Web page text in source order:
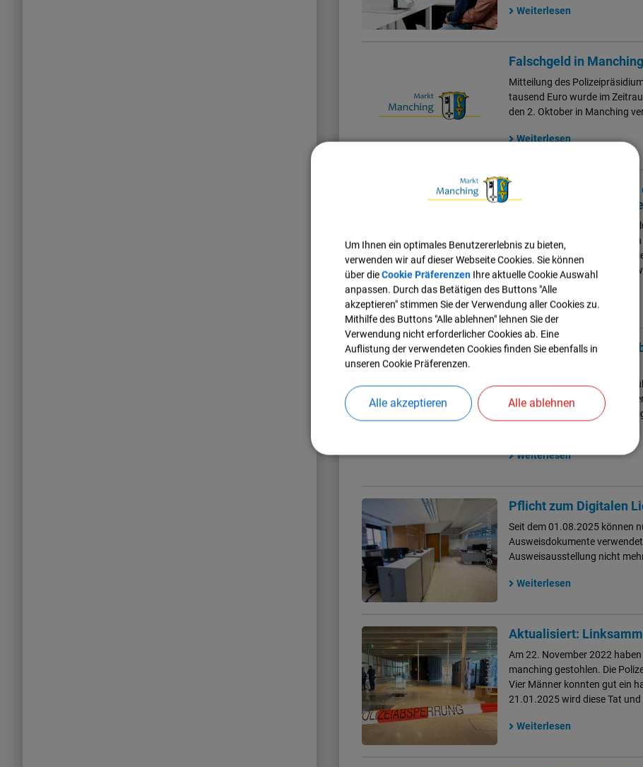
Weiterlesen
Falschgeld in
Mitteilung des
tausend Euro wurde im
den 2. Oktober in Manching
Weiterlesen
M
a
r
k
t
M
a
n
chi
n
g
(
F
o
M)
LEADER-
Braunweiher können
Damit ein attraktives
die Gemeinde ihre
aktiv in die Planung
könnte zum Beispiel ein
Weiterlesen
Bei Fragen zur
Durch die Umstellung der
einigen Eltern dringende
Pfaffenhofen geben.
Weiterlesen
M
a
r
k
t
M
a
n
c
hi
n
g
(
F
o
M
)
Pflicht zum Digitalen
Seit dem 01.08.2025 können
Ausweisdokumente
Ausweisausstellung nicht
Weiterlesen
M
a
r
k
t
M
a
n
c
hi
n
g
(
F
o
M
)
Aktualisiert:
Am 22. November 2022
manching gestohlen. Die
Vier Männer konnten gut ein
21.01.2025 wird diese Tat
Weiterlesen
Um Ihnen ein optimales Benutzererlebnis zu bieten,
verwenden wir auf dieser Webseite Cookies. Sie können
über dieCookie PräferenzenIhre aktuelle Cookie Auswahl
anpassen. Durch das Betätigen des Buttons "Alle
akzeptieren" stimmen Sie der Verwendung aller Cookies zu.
Mithilfe des Buttons "Alle ablehnen" lehnen Sie der
Verwendung nicht erforderlicher Cookies ab. Eine
Auflistung der verwendeten Cookies finden Sie ebenfalls in
unseren Cookie Präferenzen.
Alle akzeptieren Alle ablehnen